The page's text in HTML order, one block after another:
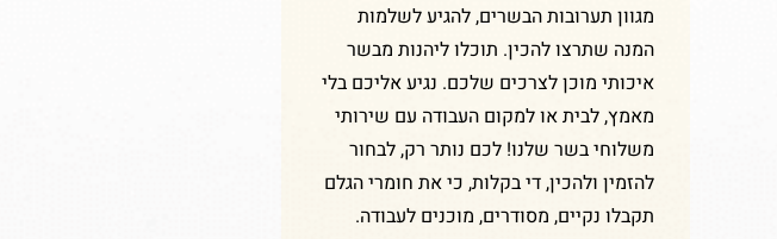
מגוון תערובות הבשרים, להגיע לשלמות
המנה שתרצו להכין. תוכלו ליהנות מבשר
איכותי מוכן לצרכים שלכם. נגיע אליכם בלי
מאמץ, לבית או למקום העבודה עם שירותי
משלוחי בשר שלנו! לכם נותר רק, לבחור
להזמין ולהכין, די בקלות, כי את חומרי הגלם
תקבלו נקיים, מסודרים, מוכנים לעבודה.